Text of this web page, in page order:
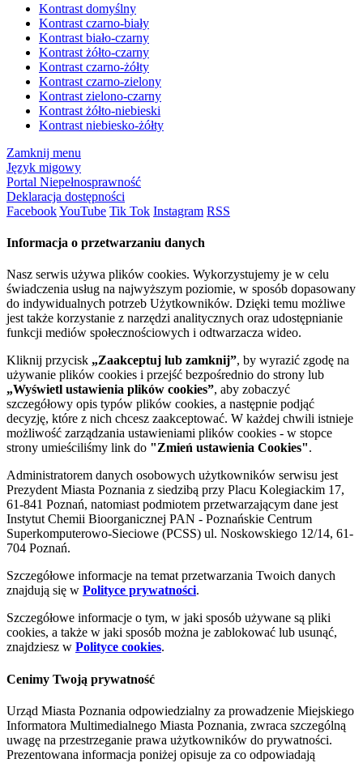
Kontrast domyślny
Kontrast czarno-biały
Kontrast biało-czarny
Kontrast żółto-czarny
Kontrast czarno-żółty
Kontrast czarno-zielony
Kontrast zielono-czarny
Kontrast żółto-niebieski
Kontrast niebiesko-żółty
Zamknij menu
Język migowy
Portal Niepełnosprawność
Deklaracja dostępności
FacebookYouTube Tik Tok Instagram RSS
Informacja o przetwarzaniu danych
Nasz serwis używa plików cookies. Wykorzystujemy je w celu
świadczenia usług na najwyższym poziomie, w sposób dopasowany
do indywidualnych potrzeb Użytkowników. Dzięki temu możliwe
jest także korzystanie z narzędzi analitycznych oraz udostępnianie
funkcji mediów społecznościowych i odtwarzacza wideo.
Kliknij przycisk „Zaakceptuj lub zamknij”, by wyrazić zgodę na
używanie plików cookies i przejść bezpośrednio do strony lub
„Wyświetl ustawienia plików cookies”, aby zobaczyć
szczegółowy opis typów plików cookies, a następnie podjąć
decyzję, które z nich chcesz zaakceptować. W każdej chwili istnieje
możliwość zarządzania ustawieniami plików cookies - w stopce
strony umieściliśmy link do "Zmień ustawienia Cookies".
Administratorem danych osobowych użytkowników serwisu jest
Prezydent Miasta Poznania z siedzibą przy Placu Kolegiackim 17,
61-841 Poznań, natomiast podmiotem przetwarzającym dane jest
Instytut Chemii Bioorganicznej PAN - Poznańskie Centrum
Superkomputerowo-Sieciowe (PCSS) ul. Noskowskiego 12/14, 61-
704 Poznań.
Szczegółowe informacje na temat przetwarzania Twoich danych
znajdują się w Polityce prywatności.
Szczegółowe informacje o tym, w jaki sposób używane są pliki
cookies, a także w jaki sposób można je zablokować lub usunąć,
znajdziesz w Polityce cookies.
Cenimy Twoją prywatność
Urząd Miasta Poznania odpowiedzialny za prowadzenie Miejskiego
Informatora Multimedialnego Miasta Poznania, zwraca szczególną
uwagę na przestrzeganie prawa użytkowników do prywatności.
Prezentowana informacja poniżej opisuje za co odpowiadają